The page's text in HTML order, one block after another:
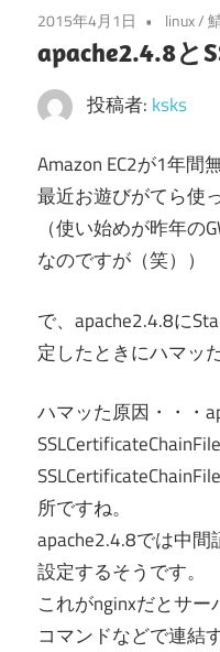
プ
は
魚
で
は
な
く
て
サ
バ
ー
こ
と
で
す。
2015年4月1日 linux/
apache2.4.8と
投稿者: ksks
Amazon EC2が1年間
最近お遊びがてら使
（使い始めが昨年の
なのですが（笑））
で、apache2.4.8に
定したときにハマッ
ハマッた原因・・・
所ですね。
apache2.4.8では中間
設定するそうです。
これがnginxだとサ
コマンドなどで連結